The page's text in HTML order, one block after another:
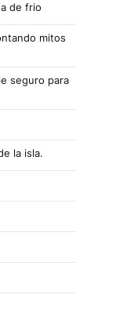
de frio
mitos
seguro para
la isla.